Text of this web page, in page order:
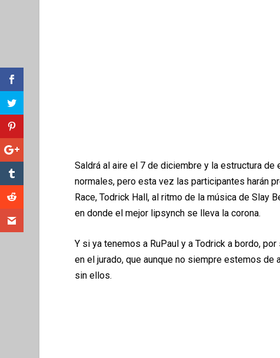
Saldráal aire el 7 de diciembre y la estructura
normales, pero esta vez las participantes harán
Race, Todrick Hall, al ritmo de la música de Slay
en donde el mejor lipsynch se lleva la corona.
Y si ya tenemos a RuPaul y a Todrick a bordo,
en el jurado, que aunque no siempre estemos de
sin ellos.